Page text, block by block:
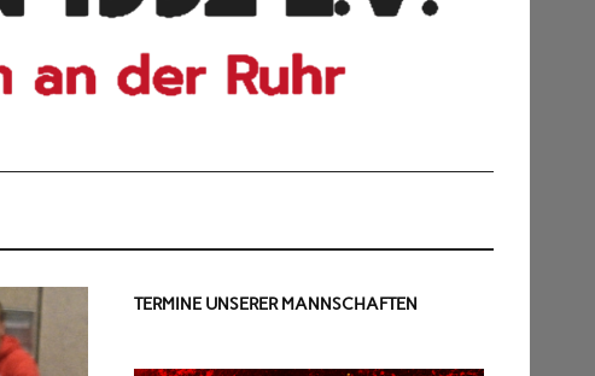
TERMINE UNSERER MANNSCHAFTEN